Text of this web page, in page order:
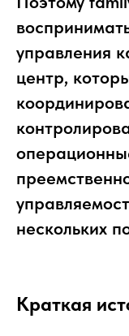
управления
центр,
нескольких
Краткая